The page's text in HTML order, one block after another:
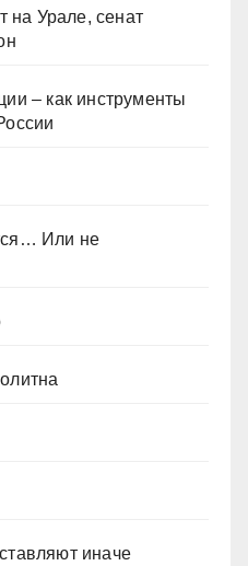
на Урале, сенат
– как инструменты
Или не
иначе